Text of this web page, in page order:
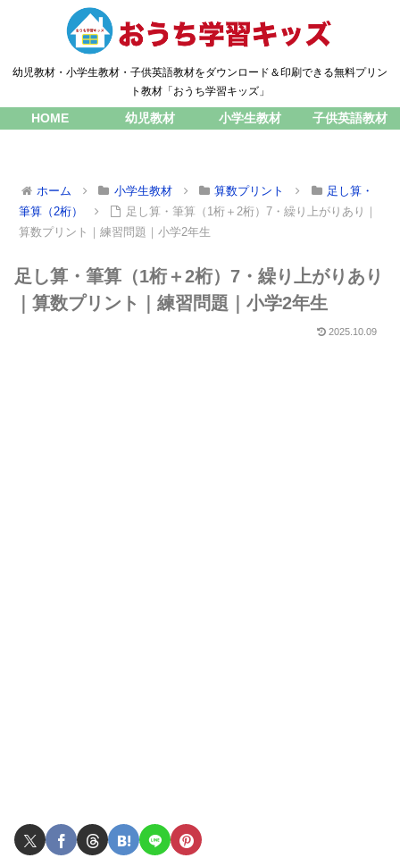
幼児教材・小学生教材・子供英語教材をダウンロード＆印刷できる無料プリン
ト教材「おうち学習キッズ」
HOME 幼児教材 小学生教材 子供英語教材
ホーム 小学生教材 算数プリント
足し算・
筆算（2桁）
足し算・筆算（1桁＋2桁）7・繰り上がりあり｜
算数プリント｜練習問題｜小学2年生
足し算・筆算（1桁＋2桁）7・繰り上がりあり
｜算数プリント｜練習問題｜小学2年生
2025.10.09